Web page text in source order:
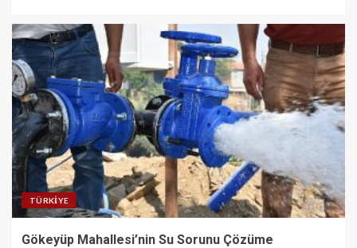
TÜRKIYE
Gökeyüp Mahallesi’nin Su Sorunu Çözüme